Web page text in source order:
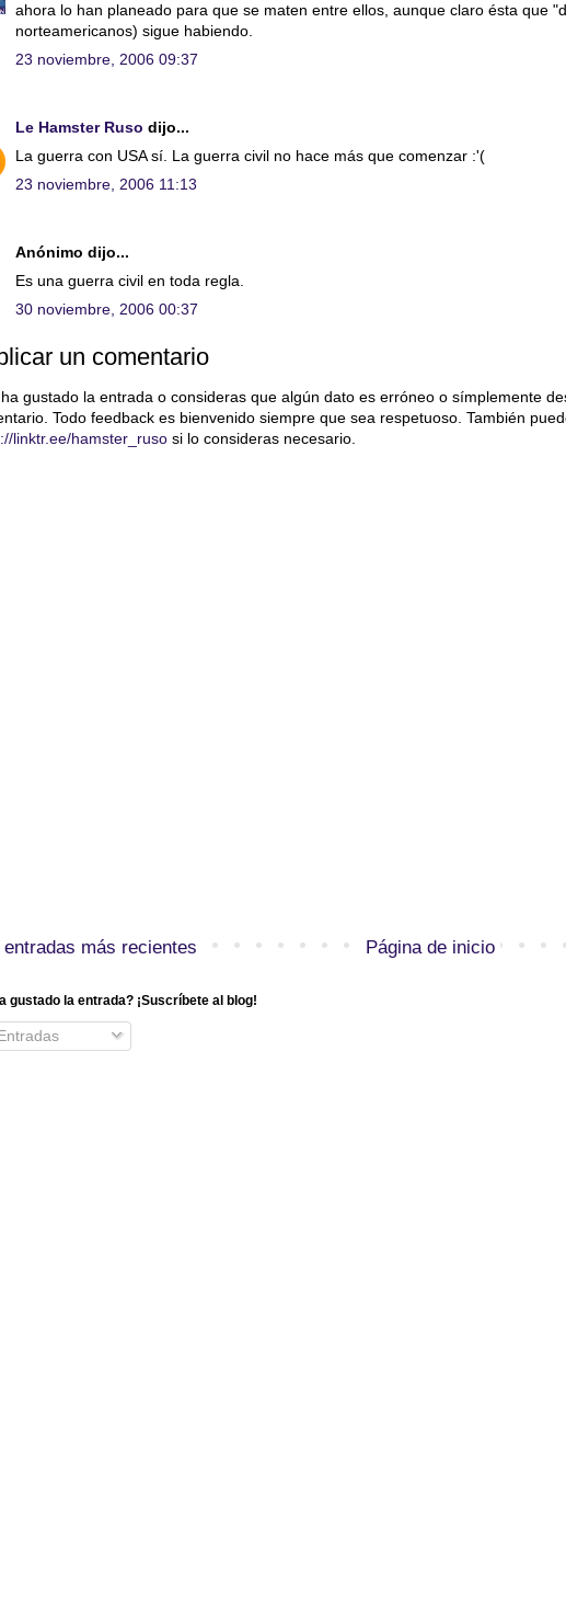
ahora lo han planeado para que se maten entre ellos, aunque claro ésta que
norteamericanos) sigue habiendo.
23 noviembre, 2006 09:37
Le Hamster Ruso dijo...
La guerra con USA sí. La guerra civil no hace más que comenzar :'(
23 noviembre, 2006 11:13
Anónimo dijo...
Es una guerra civil en toda regla.
30 noviembre, 2006 00:37
un comentario
gustado la entrada o consideras que algún dato es erróneo o símplemente
Todo feedback es bienvenido siempre que sea respetuoso. También
linktr.ee/hamster_ruso si lo consideras necesario.
entradas más recientes Página de inicio
gustado la entrada? ¡Suscríbete al blog!